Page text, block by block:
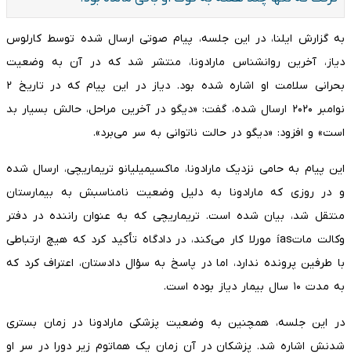
به گزارش ایلنا، در این جلسه، پیام صوتی ارسال شده توسط کارلوس
دیاز، آخرین روانشناس مارادونا، منتشر شد که در آن به وضعیت
بحرانی سلامت او اشاره شده بود. دیاز در این پیام که در تاریخ ۲
نوامبر ۲۰۲۰ ارسال شده، گفت: «دیگو در آخرین مراحل، حالش بسیار بد
است» و افزود: «دیگو در حالت ناتوانی به سر می‌برد».
این پیام به حامی نزدیک مارادونا، ماکسیمیلیانو تریماریچی، ارسال شده
و در روزی که مارادونا به دلیل وضعیت نامناسبش به بیمارستان
منتقل شد، بیان شده است. تریماریچی که به عنوان راننده در دفتر
وکالت ماتías مورلا کار می‌کند، در دادگاه تأکید کرد که هیچ ارتباطی
با طرفین پرونده ندارد، اما در پاسخ به سؤال دادستان، اعتراف کرد که
به مدت ۱۰ سال بیمار دیاز بوده است.
در این جلسه، همچنین به وضعیت پزشکی مارادونا در زمان بستری
شدنش اشاره شد. پزشکان در آن زمان یک هماتوم زیر دورا در سر او